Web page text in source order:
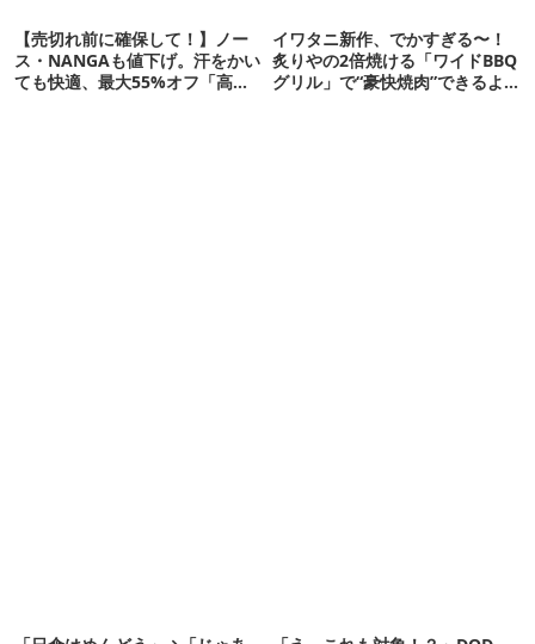
【売切れ前に確保して！】ノー
ス・NANGAも値下げ。汗をかい
ても快適、最大55%オフ「高機
イワタニ新作、でかすぎる〜！
炙りやの2倍焼ける「ワイドBBQ
グリル」で“豪快焼肉”できるよ